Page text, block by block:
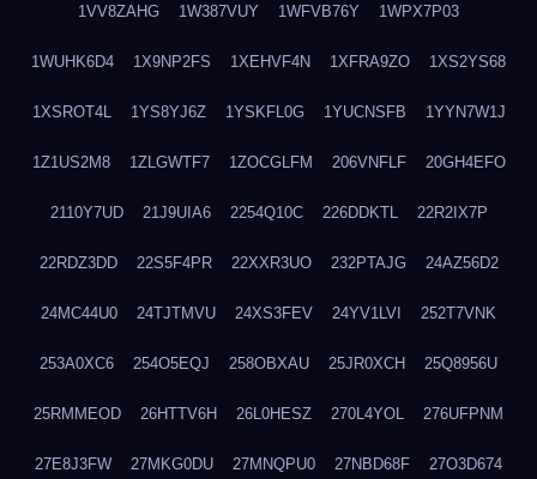
1VV8ZAHG 1W387VUY 1WFVB76Y 1WPX7P03
1WUHK6D4 1X9NP2FS 1XEHVF4N 1XFRA9ZO 1XS2YS68
1XSROT4L 1YS8YJ6Z 1YSKFL0G 1YUCNSFB 1YYN7W1J
1Z1US2M8 1ZLGWTF7 1ZOCGLFM 206VNFLF 20GH4EFO
2110Y7UD 21J9UIA6 2254Q10C 226DDKTL 22R2IX7P
22RDZ3DD 22S5F4PR 22XXR3UO 232PTAJG 24AZ56D2
24MC44U0 24TJTMVU 24XS3FEV 24YV1LVI 252T7VNK
253A0XC6 254O5EQJ 258OBXAU 25JR0XCH 25Q8956U
25RMMEOD 26HTTV6H 26L0HESZ 270L4YOL 276UFPNM
27E8J3FW 27MKG0DU 27MNQPU0 27NBD68F 27O3D674